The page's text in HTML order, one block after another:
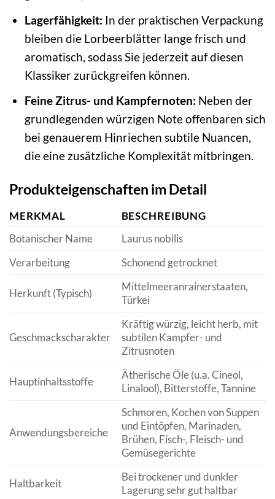
Lagerfähigkeit: In der praktischen Verpackung
bleiben die Lorbeerblätter lange frisch und
aromatisch, sodass Sie jederzeit auf diesen
Klassiker zurückgreifen können.
Feine Zitrus- und Kampfernoten: Neben der
grundlegenden würzigen Note offenbaren sich
bei genauerem Hinriechen subtile Nuancen,
die eine zusätzliche Komplexität mitbringen.
Produkteigenschaften im Detail
MERKMAL
BESCHREIBUNG
Botanischer Name
Laurus nobilis
Verarbeitung
Schonend getrocknet
Herkunft (Typisch)
Mittelmeeranrainerstaaten,
Türkei
Geschmackscharakter
Kräftig würzig, leicht herb, mit
subtilen Kampfer- und
Zitrusnoten
Hauptinhaltsstoffe
Ätherische Öle (u.a. Cineol,
Linalool), Bitterstoffe, Tannine
Anwendungsbereiche
Schmoren, Kochen von Suppen
und Eintöpfen, Marinaden,
Brühen, Fisch-, Fleisch- und
Gemüsegerichte
Haltbarkeit
Bei trockener und dunkler
Lagerung sehr gut haltbar